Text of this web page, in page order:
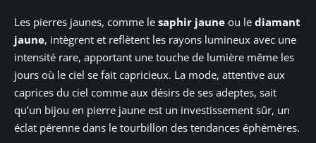
Les pierres jaunes, comme le saphir jaune ou le diamant
jaune, intègrent et reflètent les rayons lumineux avec une
intensité rare, apportant une touche de lumière même les
jours où le ciel se fait capricieux. La mode, attentive aux
caprices du ciel comme aux désirs de ses adeptes, sait
qu’un bijou en pierre jaune est un investissement sûr, un
éclat pérenne dans le tourbillon des tendances éphémères.